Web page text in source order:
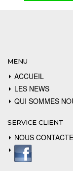
MENU
ACCUEIL
LES NEWS
QUI SOMMES
SERVICE CLIENT
NOUS